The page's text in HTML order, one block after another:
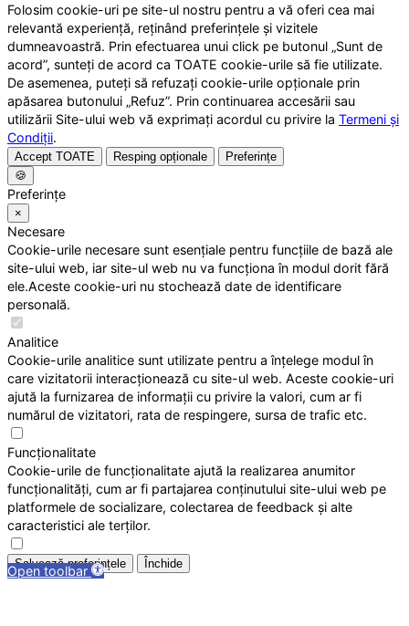
Open toolbar
Folosim cookie-uri pe site-ul nostru pentru a vă oferi cea mai
relevantă experiență, reținând preferințele și vizitele
dumneavoastră. Prin efectuarea unui click pe butonul „Sunt de
acord”, sunteți de acord ca TOATE cookie-urile să fie utilizate.
De asemenea, puteți să refuzați cookie-urile opționale prin
apăsarea butonului „Refuz”. Prin continuarea accesării sau
utilizării Site-ului web vă exprimați acordul cu privire la Termeni și
Condiții.
Accept TOATE Resping opționale
Preferințe
🍪
Preferințe
×
Necesare
Cookie-urile necesare sunt esențiale pentru funcțiile de bază ale
site-ului web, iar site-ul web nu va funcționa în modul dorit fără
ele.Aceste cookie-uri nu stochează date de identificare
personală.
Analitice
Cookie-urile analitice sunt utilizate pentru a înțelege modul în
care vizitatorii interacționează cu site-ul web. Aceste cookie-uri
ajută la furnizarea de informații cu privire la valori, cum ar fi
numărul de vizitatori, rata de respingere, sursa de trafic etc.
Funcționalitate
Cookie-urile de funcționalitate ajută la realizarea anumitor
funcționalități, cum ar fi partajarea conținutului site-ului web pe
platformele de socializare, colectarea de feedback și alte
caracteristici ale terților.
Salvează preferințele Închide